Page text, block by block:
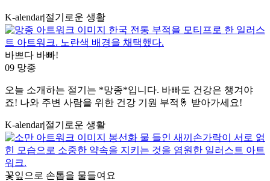
K-alendar|절기로운 생활
바쁘다 바빠!
09 망종
오늘 소개하는 절기는 *망종*입니다. 바빠도 건강은 챙겨야
죠! 나와 주변 사람을 위한 건강 기원 부적🤞 받아가세요!
K-alendar|절기로운 생활
꽃잎으로 손톱을 물들여요